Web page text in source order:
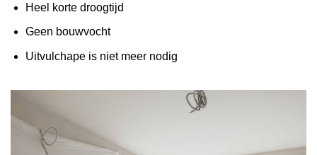
Heel korte droogtijd
Geen bouwvocht
Uitvulchape is niet meer nodig